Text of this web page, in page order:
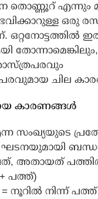
തൊണ്ണൂറ് എന്നും
ഒരു
ഒറ്റനോട്ടത്തില്‍
ചില
കാരണങ്ങള്‍
സംഖ്യയുടെ
അതായത്
പത്ത്)
= നൂറില്‍ നിന്ന്